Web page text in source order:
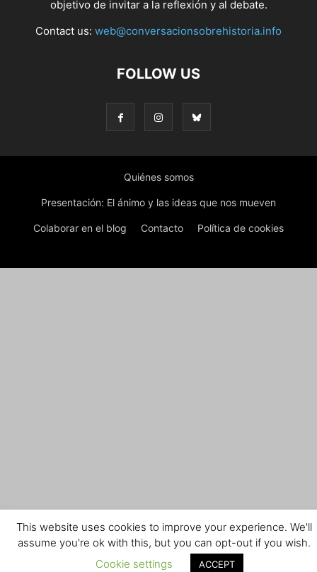
objetivo de invitar a la reflexión y al debate.
Contact us: web@conversacionsobrehistoria.info
FOLLOW US
Quiénes somos
Presentación: El ánimo y las ideas que nos mueven
Colaborar en el blog Contacto Política de cookies
This website uses cookies to improve your experience. We'll
assume you're ok with this, but you can opt-out if you wish.
Cookie settings
ACCEPT